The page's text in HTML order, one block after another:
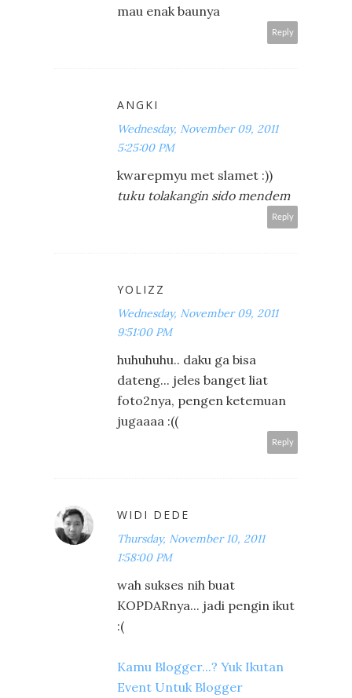
mau enak baunya
Reply
ANGKI
Wednesday, November 09, 2011
5:25:00 PM
kwarepmyu met slamet :))
tuku tolakangin sido mendem
Reply
YOLIZZ
Wednesday, November 09, 2011
9:51:00 PM
huhuhuhu.. daku ga bisa
dateng... jeles banget liat
foto2nya, pengen ketemuan
jugaaaa :((
Reply
WIDI DEDE
Thursday, November 10, 2011
1:58:00 PM
wah sukses nih buat
KOPDARnya... jadi pengin ikut
:(
Kamu Blogger...? Yuk Ikutan
Event Untuk Blogger